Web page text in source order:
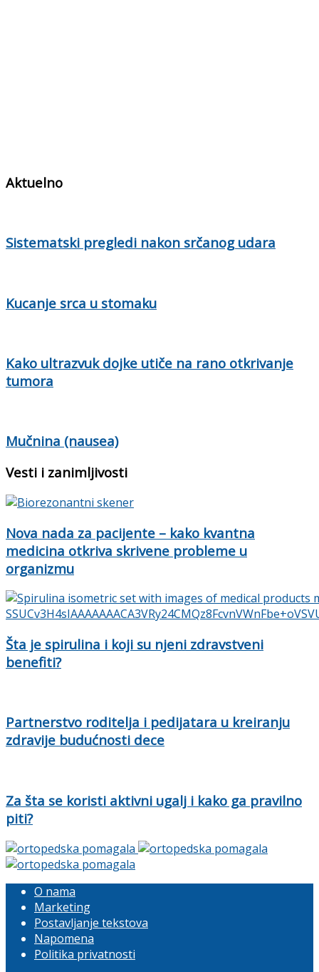
Aktuelno
Sistematski pregledi nakon srčanog udara
Kucanje srca u stomaku
Kako ultrazvuk dojke utiče na rano otkrivanje
tumora
Mučnina (nausea)
Vesti i zanimljivosti
Nova nada za pacijente – kako kvantna
medicina otkriva skrivene probleme u
organizmu
Šta je spirulina i koji su njeni zdravstveni
benefiti?
Partnerstvo roditelja i pedijatara u kreiranju
zdravije budućnosti dece
Za šta se koristi aktivni ugalj i kako ga pravilno
piti?
O nama
Marketing
Postavljanje tekstova
Napomena
Politika privatnosti